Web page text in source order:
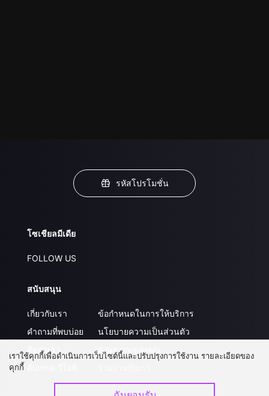
รหัสโปรโมชั่น
โซเชียลมีเดีย
FOLLOW US
สนับสนุน
เกี่ยวกับเรา
คำถามที่พบบ่อย
ติดต่อเรา
ข้อกำหนดในการให้บริการ
นโยบายความเป็นส่วนตัว
ส่งผลงานของคุณ
เราใช้คุกกี้เพื่อดำเนินการเว็บไซต์นี้และปรับปรุงการใช้งาน รายละเอียดของ
คุกกี้